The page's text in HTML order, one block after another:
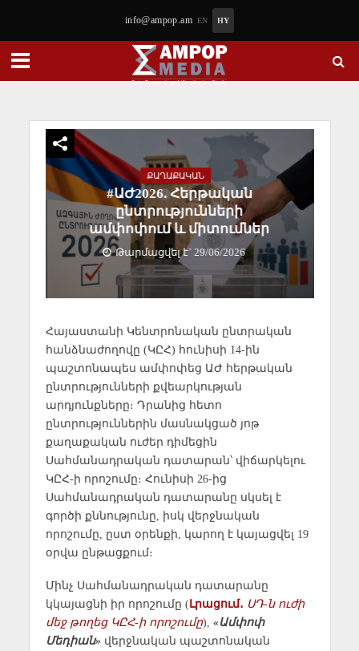
info@ampop.am EN HY
ՔԱՂԱՔԱԿԱՆ
#ԱԺ2026. Հերթական
ընտրությունների
ամփոփում և միտումներ
Թարմացվել է` 29/06/2026
Հայաստանի Կենտրոնական ընտրական
հանձնաժողովը (ԿԸՀ) հունիսի 14-ին
պաշտոնապես ամփոփեց ԱԺ հերթական
ընտրությունների քվեարկության
արդյունքները։ Դրանից հետո
ընտրություններին մասնակցած յոթ
քաղաքական ուժեր դիմեցին
Սահմանադրական դատարան՝ վիճարկելու
ԿԸՀ-ի որոշումը։ Հունիսի 26-ից
Սահմանադրական դատարանը սկսել է
գործի քննությունը, իսկ վերջնական
որոշումը, ըստ օրենքի, կարող է կայացվել 19
օրվա ընթացքում։
Մինչ Սահմանադրական դատարանը
կկայացնի իր որոշումը (Լրացում․ ՍԴ-ն ուժի
մեջ թողեց ԿԸՀ-ի որոշումը), «Ամփոփ
Մեդիան» վերջնական պաշտոնական